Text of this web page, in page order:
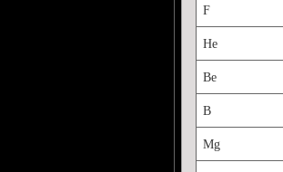
F
He
Be
B
Mg